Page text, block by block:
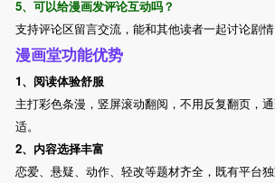
5、可以给漫画发评论互动吗？
支持评论区留言交流，能和其他读者一起讨论剧情
漫画堂功能优势
1、阅读体验舒服
主打彩色条漫，竖屏滚动翻阅，不用反复翻页，
适。
2、内容选择丰富
恋爱、悬疑、动作、轻改等题材齐全，既有平台